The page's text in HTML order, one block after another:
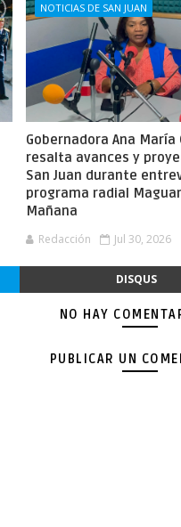
NOTICIAS DE SAN JUAN
Gobernadora Ana María
resalta avances y
San Juan durante
programa radial
Mañana
Redacción Jul 30, 2026
DISQUS
NO HAY
PUBLICAR UN